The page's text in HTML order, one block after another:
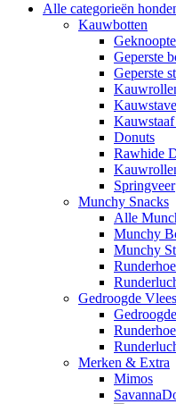
Alle categorieën
Kauwbotten
Geperste
Geperste
Donuts
Rawhide
Springveer
Munchy Snacks
Alle
Munchy
Munchy
Gedroogde
Merken & Extra
Mimos